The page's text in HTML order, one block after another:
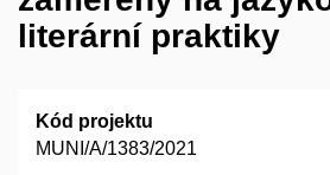
literární praktiky
Kód projektu
MUNI/A/1383/2021